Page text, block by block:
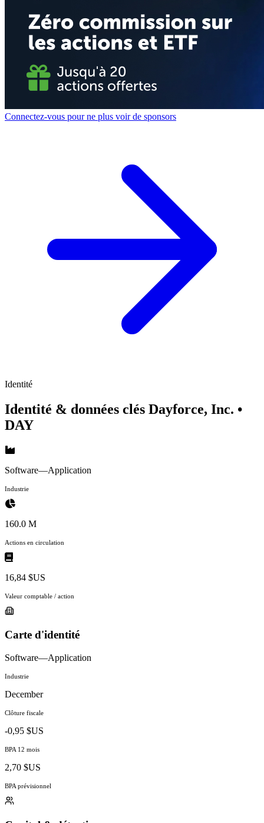
Connectez-vous pour ne plus voir de sponsors
Identité
Identité & données clés Dayforce, Inc. •
DAY
Software—Application
Industrie
160.0 M
Actions en circulation
16,84 $US
Valeur comptable / action
Carte d'identité
Software—Application
Industrie
December
Clôture fiscale
-0,95 $US
BPA 12 mois
2,70 $US
BPA prévisionnel